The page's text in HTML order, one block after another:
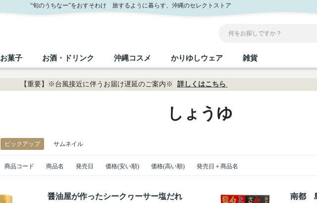
“旬のうちなー”をおすそわけ 旅するように暮らす、沖縄のセレクトストア
フルーツ・野菜
缶詰／パウチ
レトルト食品 乾物／粉類
砂糖／黒砂糖
しょうゆ みそ
お菓子
黒糖
おつまみ 紅芋 沖縄限定商品（ご当地）
お酒・ドリンク
泡盛
ドリンク 茶葉
沖縄コスメ
スキンケア
ヘアケア UVケア
かりゆしウェア
メンズ
雑貨
沖縄ファッション
【重要】※台風接近に伴うお届け遅延のご案内※ 詳しくはこちら
しょうゆ
ピックアップ サムネイル
商品コード 商品名 発売日 価格(安い順) 価格(高い順) 発売日＋商品名
醤油屋が作ったシークヮーサー塩だれ 南都